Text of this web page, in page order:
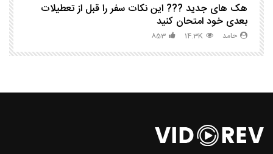
هک های جدید ??️? این نکات سفر را قبل از تعطیلات
بعدی خود امتحان کنید
حامد 14.3K
853